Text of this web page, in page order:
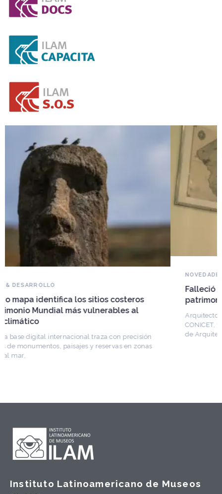
Falleció Ramón Gutiérrez, guardián del
patrimonio iberoamericano
Arquitecto, historiador e Investigador Superior del
CONICET, fundó el CEDODAL e impulsó los Seminarios
de Arquitectura Latinoamericana. Publicó más de
Instituto Latinoamericano de Museos